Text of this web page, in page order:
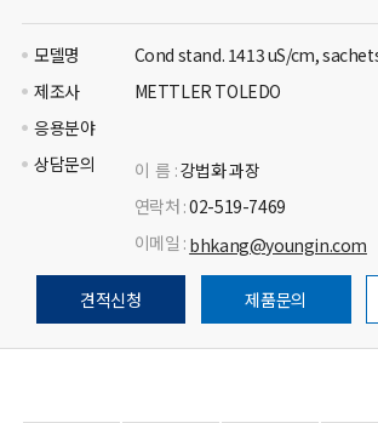
모델명
Cond stand. 1413 uS/cm,
제조사
METTLER TOLEDO
응용분야
상담문의
이 름 :강법화 과장
연락처 :02-519-7469
이메일 : bhkang@youngin.com
견적신청 제품문의